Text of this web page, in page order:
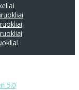
5.0